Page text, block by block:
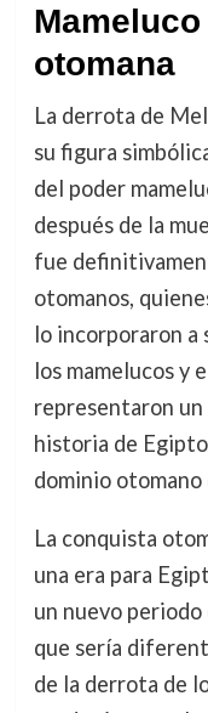
otomana
La derrota de
su figura
del poder
después de la
fue
otomanos,
lo incorporaron a
los mamelucos y
representaron
historia de
dominio
La conquista
una era para
un nuevo
que sería
de la derrota de